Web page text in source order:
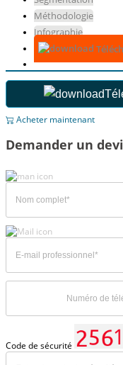
Méthodologie
Infographie
Acheter maintenant
Demander un
Code de sécurité